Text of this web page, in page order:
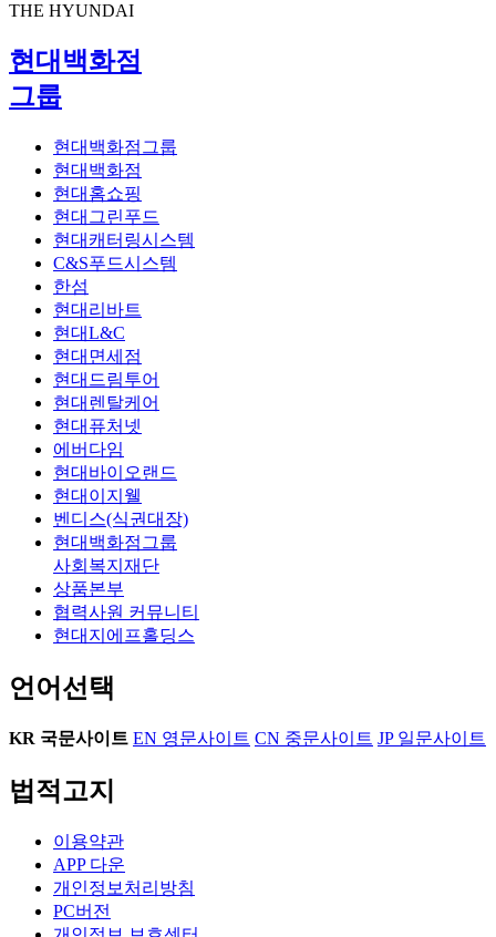
THE HYUNDAI
현대백화점
그룹
현대백화점그룹
현대백화점
현대홈쇼핑
현대그린푸드
현대캐터링시스템
C&S푸드시스템
한섬
현대리바트
현대L&C
현대면세점
현대드림투어
현대렌탈케어
현대퓨처넷
에버다임
현대바이오랜드
현대이지웰
벤디스(식권대장)
현대백화점그룹
사회복지재단
상품본부
협력사원 커뮤니티
현대지에프홀딩스
언어선택
KR 국문사이트 EN 영문사이트 CN 중문사이트 JP일문사이트
법적고지
이용약관
APP 다운
개인정보처리방침
PC버전